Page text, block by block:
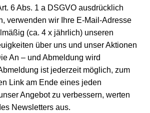
6 Abs. 1 a DSGVO ausdrücklich
verwenden wir Ihre E-Mail-Adresse
(ca. 4 x jährlich) unseren
über uns und unser Aktionen
An – und Abmeldung wird
ist jederzeit möglich, zum
Link am Ende eines jeden
Angebot zu verbessern, werten
Newsletters aus.